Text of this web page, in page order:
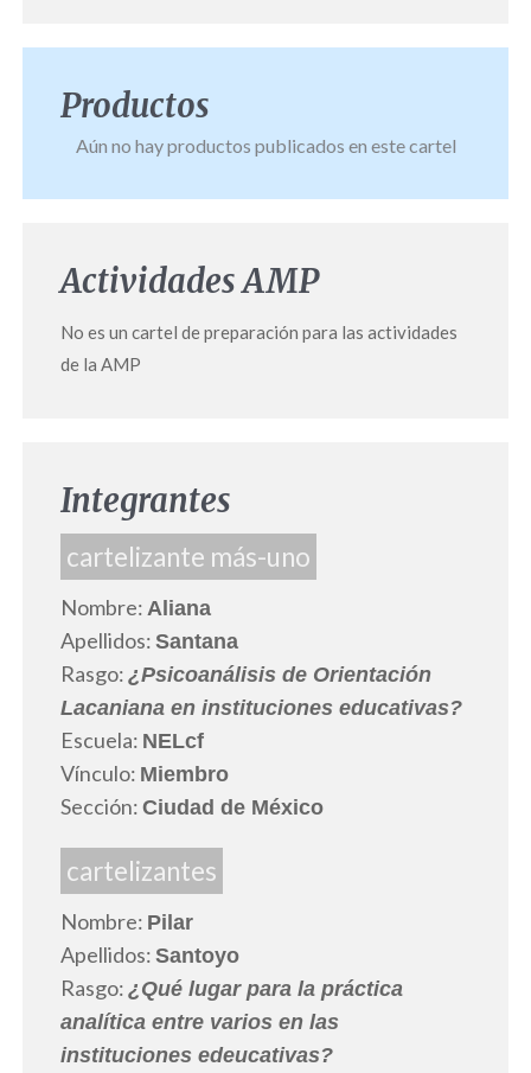
Productos
Aún no hay productos publicados en este cartel
Actividades AMP
No es un cartel de preparación para las actividades
de la AMP
Integrantes
cartelizante más-uno
Nombre: Aliana
Apellidos: Santana
Rasgo: ¿Psicoanálisis de Orientación
Lacaniana en instituciones educativas?
Escuela: NELcf
Vínculo: Miembro
Sección: Ciudad de México
cartelizantes
Nombre: Pilar
Apellidos: Santoyo
Rasgo: ¿Qué lugar para la práctica
analítica entre varios en las
instituciones edeucativas?